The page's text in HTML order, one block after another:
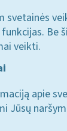
svetainės
Be
veikti.
apie
Jūsų